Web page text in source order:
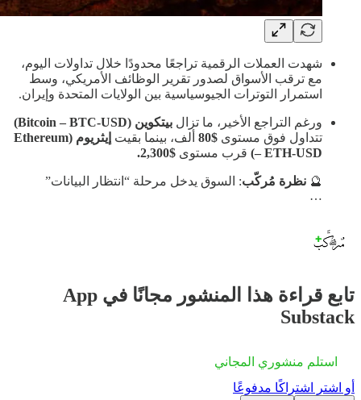
شهدت العملات الرقمية تراجعًا محدودًا خلال تداولات اليوم،
مع ترقب الأسواق لصدور تقرير الوظائف الأمريكي، وسط
استمرار التوترات الجيوسياسية بين الولايات المتحدة وإيران.
ورغم التراجع الأخير، ما تزال بيتكوين (Bitcoin – BTC-USD)
تتداول فوق مستوى $80 ألف، بينما بقيت
إيثريوم (Ethereum
– ETH-USD) قرب مستوى $2,300.
🔮 نظرة مُركّب: السوق يدخل مرحلة “انتظار البيانات”
…
تابع قراءة هذا المنشور مجانًا في App
Substack
استلم منشوري المجاني
أو اشترِ اشتراكًا مدفوعًا